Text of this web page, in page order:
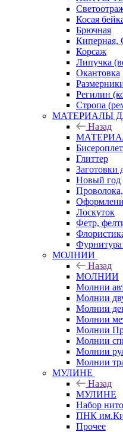
Косая
Брючная
Киперная,
Корсаж
Липучка
Окантовка
Регилин
Стропа
МАТЕРИАЛЫ
Назад
Глиттер
Заготовки
Новый год
Лоскуток
Фетр,
МОЛНИИ
Назад
МОЛНИИ
Молнии
Молнии
Молнии
Молнии
Молнии
Молнии
Молнии
Молнии
МУЛИНЕ
Назад
МУЛИНЕ
Набор
ПНК
Прочее